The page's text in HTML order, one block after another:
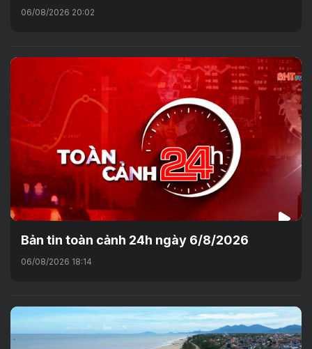
06/08/2026 20:02
Bản tin toàn cảnh 24h ngày 6/8/2026
06/08/2026 18:14